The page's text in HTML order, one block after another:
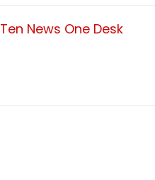
Ten News One Desk